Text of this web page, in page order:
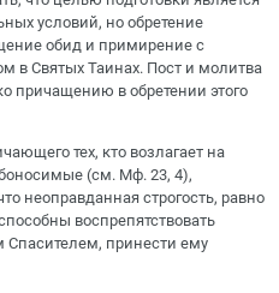
условий, но обретение
обид и примирение с
в Святых Таинах. Пост и молитва
причащению в обретении этого
тех, кто возлагает на
(см. Мф. 23, 4),
неоправданная строгость, равно
воспрепятствовать
Спасителем, принести ему